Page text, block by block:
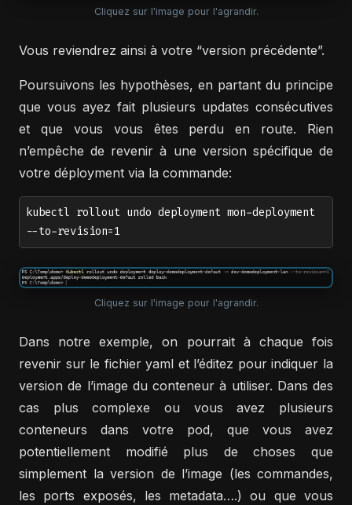
Cliquez sur l'image pour l'agrandir.
Vous reviendrez ainsi à votre “version précédente”.
Poursuivons les hypothèses, en partant du principe
que vous ayez fait plusieurs updates consécutives
et que vous vous êtes perdu en route. Rien
n’empêche de revenir à une version spécifique de
votre déployment via la commande:
kubectl rollout undo deployment mon-deployment
--to-revision=1
Cliquez sur l'image pour l'agrandir.
Dans notre exemple, on pourrait à chaque fois
revenir sur le fichier yaml et l’éditez pour indiquer la
version de l’image du conteneur à utiliser. Dans des
cas plus complexe ou vous avez plusieurs
conteneurs dans votre pod, que vous avez
potentiellement modifié plus de choses que
simplement la version de l’image (les commandes,
les ports exposés, les metadata….) ou que vous